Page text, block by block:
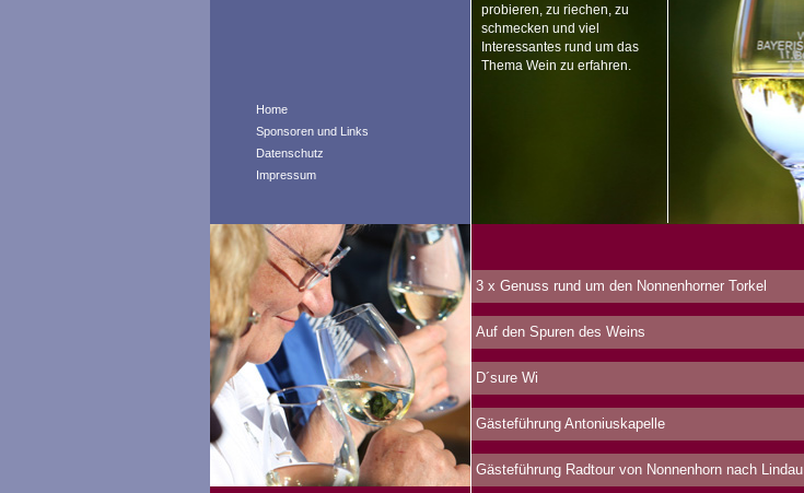
Home
Sponsoren und Links
Datenschutz
Impressum
probieren, zu riechen, zu
schmecken und viel
Interessantes rund um das
Thema Wein zu erfahren.
3 x Genuss rund um den Nonnenhorner Torkel
Auf den Spuren des Weins
D´sure Wi
Gästeführung Antoniuskapelle
Gästeführung Radtour von Nonnenhorn nach Lindau